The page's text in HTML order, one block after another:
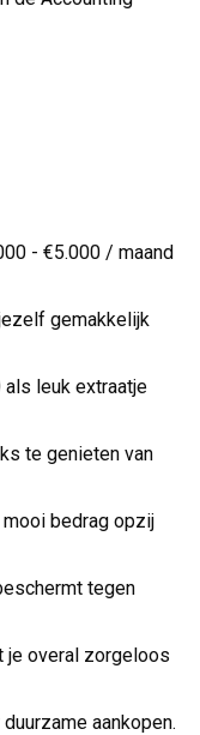
- €5.000 / maand
gemakkelijk
als leuk extraatje
te genieten van
bedrag opzij
tegen
je overal zorgeloos
aankopen.